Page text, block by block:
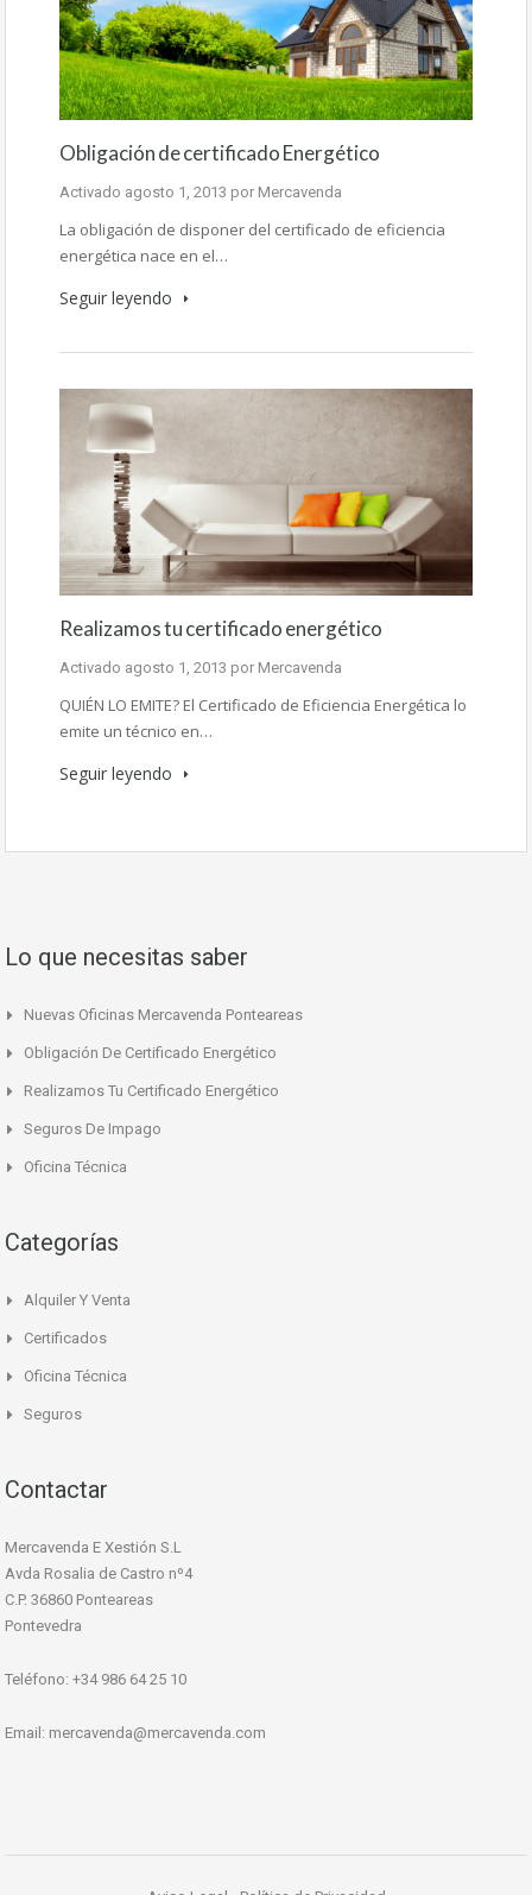
Obligación de certificado Energético
Activado agosto 1, 2013 por Mercavenda
La obligación de disponer del certificado de eficiencia
energética nace en el…
Seguir leyendo
Realizamos tu certificado energético
Activado agosto 1, 2013 por Mercavenda
QUIÉN LO EMITE? El Certificado de Eficiencia Energética lo
emite un técnico en…
Seguir leyendo
Lo que necesitas saber
Nuevas Oficinas Mercavenda Ponteareas
Obligación De Certificado Energético
Realizamos Tu Certificado Energético
Seguros De Impago
Oficina Técnica
Categorías
Alquiler Y Venta
Certificados
Oficina Técnica
Seguros
Contactar
Mercavenda E Xestión S.L
Avda Rosalia de Castro nº4
C.P. 36860 Ponteareas
Pontevedra
Teléfono: +34 986 64 25 10
Email: mercavenda@mercavenda.com